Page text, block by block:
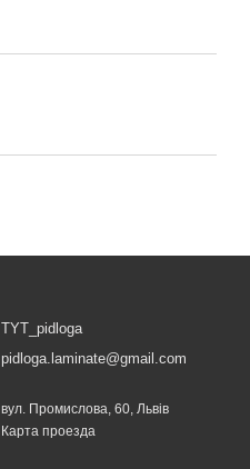
TYT_pidloga
pidloga.laminate@gmail.com
вул. Промислова, 60, Львів
Карта проезда